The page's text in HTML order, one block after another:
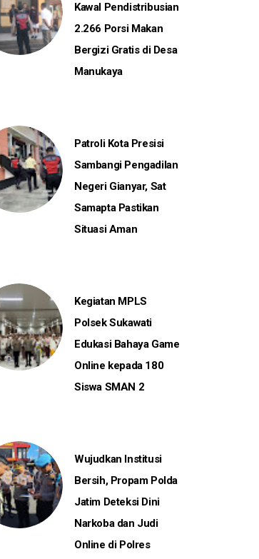
Kawal Pendistribusian
2.266 Porsi Makan
Bergizi Gratis di Desa
Manukaya
Patroli Kota Presisi
Sambangi Pengadilan
Negeri Gianyar, Sat
Samapta Pastikan
Situasi Aman
Kegiatan MPLS
Polsek Sukawati
Edukasi Bahaya Game
Online kepada 180
Siswa SMAN 2
Wujudkan Institusi
Bersih, Propam Polda
Jatim Deteksi Dini
Narkoba dan Judi
Online di Polres